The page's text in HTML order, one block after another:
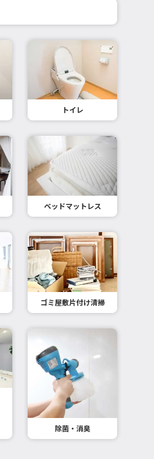
トイレ
ベッドマットレス
ゴミ屋敷片付け清掃
除菌・消臭